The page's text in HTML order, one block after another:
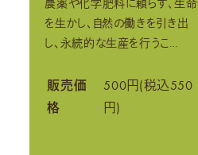
農薬や化学肥料に頼らず、生命
を生かし、自然の働きを引き出
し、永続的な生産を行うこ…
販売価
格
500円(税込550
円)